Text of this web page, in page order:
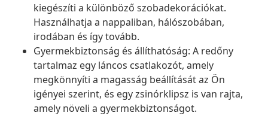
kiegészíti a különböző szobadekorációkat.
Használhatja a nappaliban, hálószobában,
irodában és így tovább.
Gyermekbiztonság és állíthatóság: A redőny
tartalmaz egy láncos csatlakozót, amely
megkönnyíti a magasság beállítását az Ön
igényei szerint, és egy zsinórklipsz is van rajta,
amely növeli a gyermekbiztonságot.